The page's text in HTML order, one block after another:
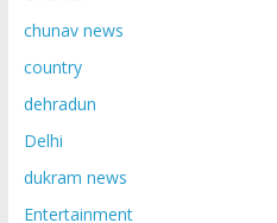
chunav news
country
dehradun
Delhi
dukram news
Entertainment